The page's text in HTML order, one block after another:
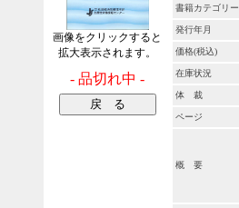
画像をクリックすると
拡大表示されます。
- 品切れ中 -
書籍カテゴリー
発行年月
価格(税込)
在庫状況
体 裁
ページ
概 要